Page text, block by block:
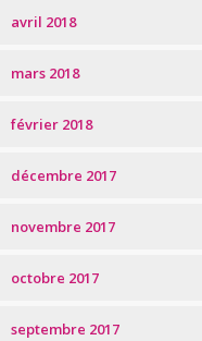
avril 2018
mars 2018
février 2018
décembre 2017
novembre 2017
octobre 2017
septembre 2017